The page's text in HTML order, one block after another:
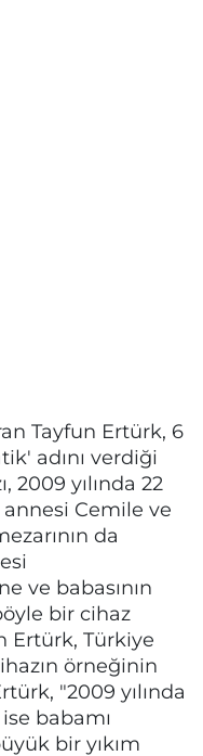
Tayfun Ertürk, 6
adını verdiği
2009 yılında 22
Cemile ve
da
ve babasının
bir cihaz
Ertürk, Türkiye
örneğinin
"2009 yılında
babamı
bir yıkım